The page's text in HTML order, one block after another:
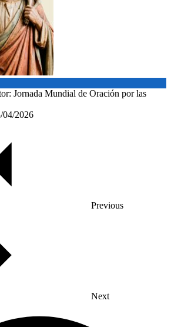
Jornada Mundial de Oración por las
04/2026
Previous
Next